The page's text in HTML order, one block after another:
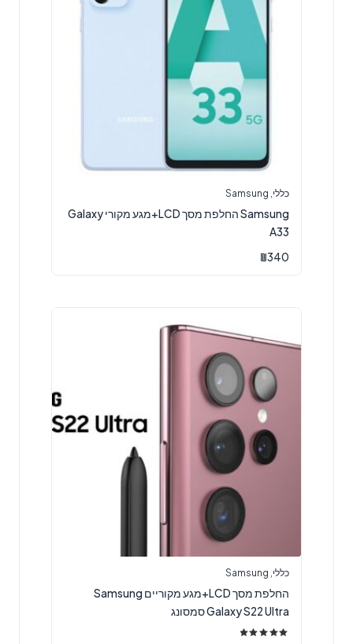
כללי Samsung
Samsung החלפת מסך LCD+מגע מקורי Galaxy
A33
₪340
כללי Samsung
החלפת מסך LCD+מגע מקוריים Samsung
Galaxy S22 Ultra סמסונג